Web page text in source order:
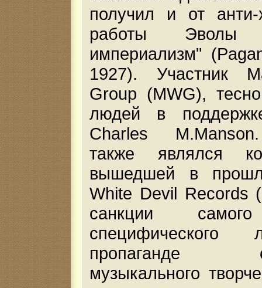
получил и от анти-
работы Эволы
империализм"
1927). Участник
Group (MWG),
людей в
Charles
также являлся
вышедшей в
White Devil Records
санкции
пропаганде
музыкального